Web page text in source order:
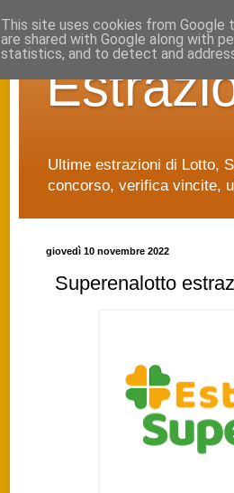
Ultime estrazioni di Lotto,
concorso, verifica vincite,
giovedì 10 novembre 2022
Superenalotto
This site uses cookies from Google
are shared with Google along with
statistics, and to detect and